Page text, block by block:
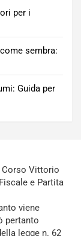
per i
sembra:
Guida per
Corso Vittorio
e Partita
viene
pertanto
legge n. 62